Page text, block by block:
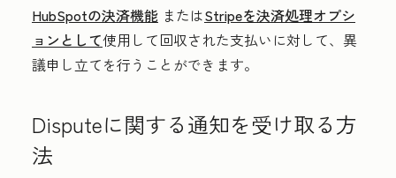
HubSpotの決済機能 またはStripeを決済処理オプシ
ョンとして使用して回収された支払いに対して、異
議申し立てを行うことができます。
Disputeに関する通知を受け取る方
法